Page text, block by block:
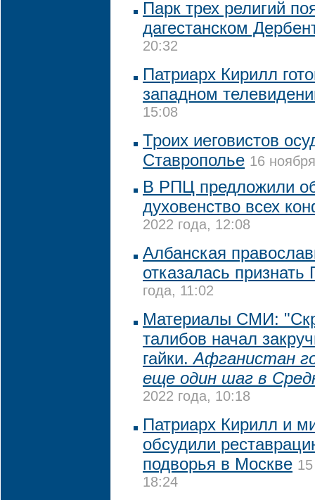
Парк трех религий
дагестанском
20:32
Патриарх Кирилл
западном
15:08
Троих иеговистов
Ставрополье 16
В РПЦ предложили
духовенство всех
2022 года, 12:08
Албанская
отказалась
года, 11:02
Материалы СМИ:
талибов начал
гайки. Афганистан
еще один шаг в
2022 года, 10:18
Патриарх Кирилл и
обсудили
подворья в Москве
18:24